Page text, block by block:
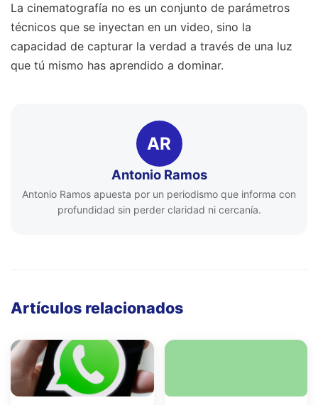
La cinematografía no es un conjunto de parámetros
técnicos que se inyectan en un video, sino la
capacidad de capturar la verdad a través de una luz
que tú mismo has aprendido a dominar.
AR
Antonio Ramos
Antonio Ramos apuesta por un periodismo que informa con
profundidad sin perder claridad ni cercanía.
Artículos relacionados